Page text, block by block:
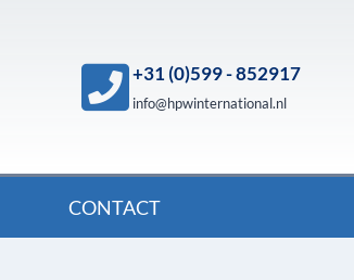
+31 (0)599 - 852917
info@hpwinternational.nl
CONTACT